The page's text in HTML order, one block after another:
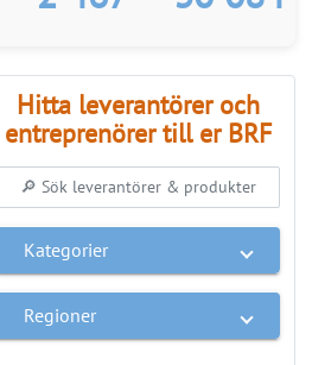
Hitta leverantörer och
entreprenörer till er BRF
Kategorier
Regioner